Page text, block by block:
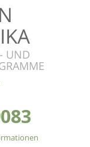
UND